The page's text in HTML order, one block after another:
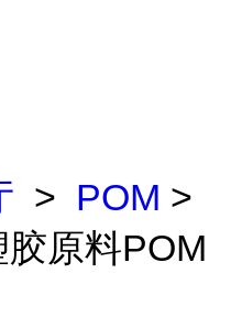
> POM >
原料POM